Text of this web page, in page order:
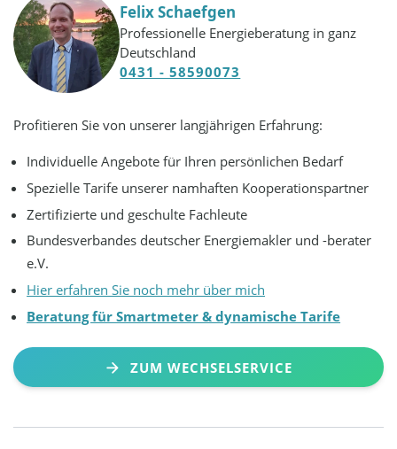
Felix Schaefgen
Professionelle Energieberatung in ganz
Deutschland
0431 - 58590073
Profitieren Sie von unserer langjährigen Erfahrung:
Individuelle Angebote für Ihren persönlichen Bedarf
Spezielle Tarife unserer namhaften Kooperationspartner
Zertifizierte und geschulte Fachleute
Bundesverbandes deutscher Energiemakler und -berater
e.V.
Hier erfahren Sie noch mehr über mich
Beratung für Smartmeter & dynamische Tarife
ZUM WECHSELSERVICE